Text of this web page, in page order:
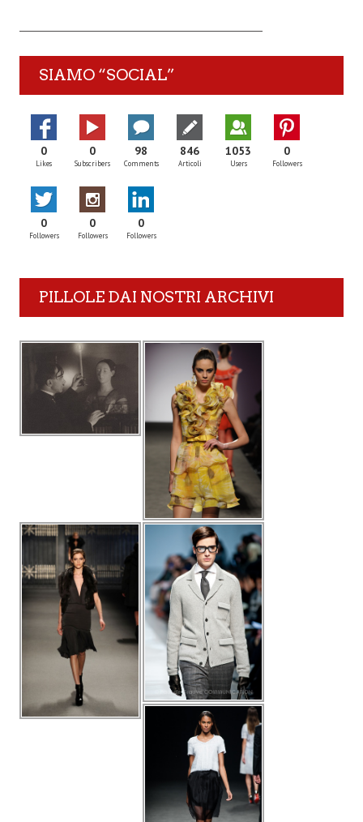
SIAMO “SOCIAL”
0
Likes
0
Subscribers
98
Comments
846
Articoli
1053
Users
0
Followers
0
Followers
0
Followers
0
Followers
PILLOLE DAI NOSTRI ARCHIVI